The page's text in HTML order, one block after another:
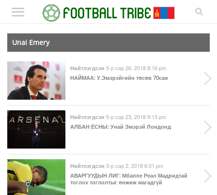
Unai Emery
Нийтлэгдсэн 5-р сар 26, 2018 8:16 pm
НАЙМАА: У.Эмэрэйгийн төсөв 70сая
Нийтлэгдсэн 5-р сар 23, 2018 9:13 pm
АЛБАН ЁСНЫ: Унай Эмэрэй Лондонд
Нийтлэгдсэн 3-р сар 2, 2018 6:31 pm
АВАРГУУДЫН ЛИГ: Мбаппе Реал Мадридтай
тоглох тоглолтыг өнжиж магадгүй